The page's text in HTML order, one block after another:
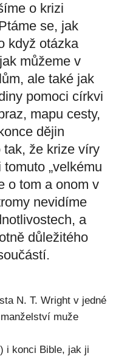
o krizi
se, jak
když otázka
můžeme v
ale také jak
pomoci církvi
mapu cesty,
dějin
že krize víry
„velkému
o tom a onom v
nevidíme
a
důležitého
N. T. Wright v jedné
muže
i konci Bible, jak ji